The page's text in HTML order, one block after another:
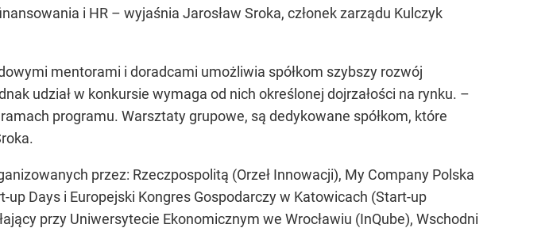
i HR – wyjaśnia Jarosław Sroka, członek zarządu Kulczyk
mentorami i doradcami umożliwia spółkom szybszy rozwój
udział w konkursie wymaga od nich określonej dojrzałości na rynku. –
programu. Warsztaty grupowe, są dedykowane spółkom, które
przez: Rzeczpospolitą (Orzeł Innowacji), My Company Polska
Days i Europejski Kongres Gospodarczy w Katowicach (Start-up
przy Uniwersytecie Ekonomicznym we Wrocławiu (InQube), Wschodni